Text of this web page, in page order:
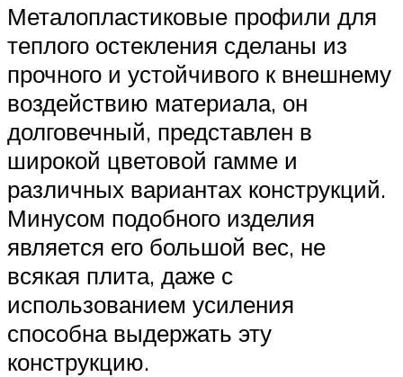
Металопластиковые профили для
теплого остекления сделаны из
прочного и устойчивого к внешнему
воздействию материала, он
долговечный, представлен в
широкой цветовой гамме и
различных вариантах конструкций.
Минусом подобного изделия
является его большой вес, не
всякая плита, даже с
использованием усиления
способна выдержать эту
конструкцию.